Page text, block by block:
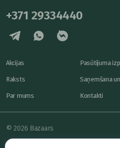
+371 29334440
Akcijas
Raksts
Par mums
Pasūtījuma
Saņemšana
Kontakti
© 2026 Bazaars
Konfidencialitāte